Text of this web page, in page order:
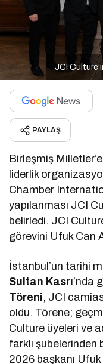
JCI
PAYLAŞ
Birleşmiş
liderlik
Chamber
yapılanması JCI
belirledi. JCI
görevini Ufuk Can
İstanbul’un tarihi
Sultan Kasrı’nda
Töreni, JCI
oldu. Törene;
Culture üyeleri ve
farklı şubelerinden
2026 başkanı Ufuk